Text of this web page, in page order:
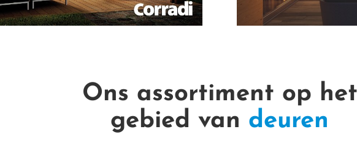
Ons assortiment op het
gebied van deuren